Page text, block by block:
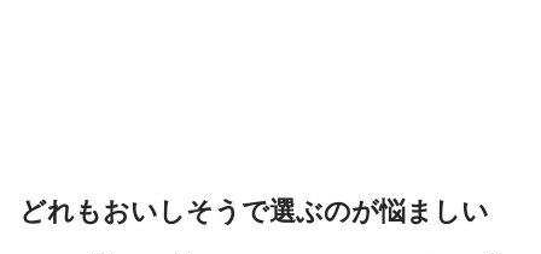
どれもおいしそうで選ぶのが悩ましい